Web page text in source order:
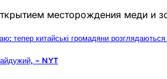
месторождения меди и
китайські громадяни розглядаються
– NYT